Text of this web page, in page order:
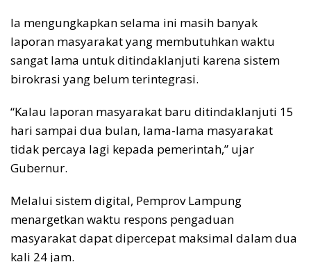
Ia mengungkapkan selama ini masih banyak
laporan masyarakat yang membutuhkan waktu
sangat lama untuk ditindaklanjuti karena sistem
birokrasi yang belum terintegrasi.
“Kalau laporan masyarakat baru ditindaklanjuti 15
hari sampai dua bulan, lama-lama masyarakat
tidak percaya lagi kepada pemerintah,” ujar
Gubernur.
Melalui sistem digital, Pemprov Lampung
menargetkan waktu respons pengaduan
masyarakat dapat dipercepat maksimal dalam dua
kali 24 jam.